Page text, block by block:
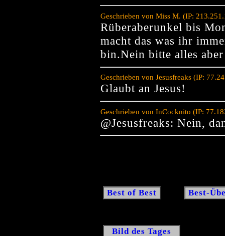
Geschrieben von Miss M. (IP:
Rüberaberunkel bis
macht das was ihr
bin.Nein bitte alles
Geschrieben von Jesusfreaks (IP:
Glaubt an Jesus!
Geschrieben von InCocknito (IP:
@Jesusfreaks: Nein,
Best of Best Best-
Bild des Tages